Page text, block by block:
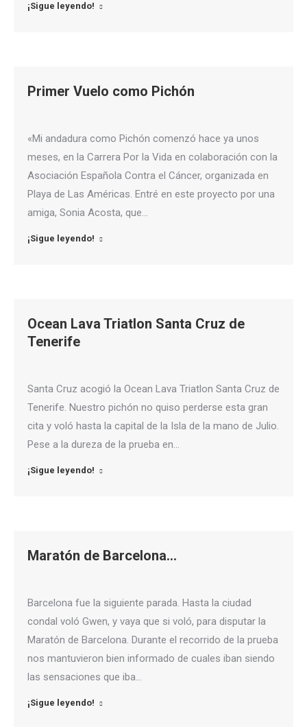
¡Sigue leyendo!
Primer Vuelo como Pichón
«Mi andadura como Pichón comenzó hace ya unos
meses, en la Carrera Por la Vida en colaboración con la
Asociación Española Contra el Cáncer, organizada en
Playa de Las Américas. Entré en este proyecto por una
amiga, Sonia Acosta, que…
¡Sigue leyendo!
Ocean Lava Triatlon Santa Cruz de
Tenerife
Santa Cruz acogió la Ocean Lava Triatlon Santa Cruz de
Tenerife. Nuestro pichón no quiso perderse esta gran
cita y voló hasta la capital de la Isla de la mano de Julio.
Pese a la dureza de la prueba en…
¡Sigue leyendo!
Maratón de Barcelona…
Barcelona fue la siguiente parada. Hasta la ciudad
condal voló Gwen, y vaya que si voló, para disputar la
Maratón de Barcelona. Durante el recorrido de la prueba
nos mantuvieron bien informado de cuales iban siendo
las sensaciones que iba…
¡Sigue leyendo!